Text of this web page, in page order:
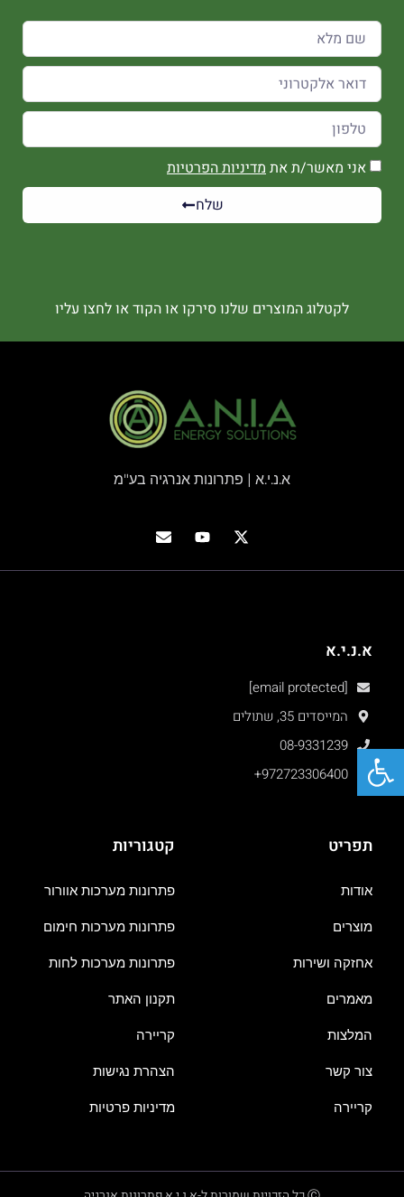
אני מאשר/ת אתמדיניות הפרטיות
שלח
לקטלוג המוצרים שלנו סירקו או הקוד או לחצו עליו
א.נ.י.א | פתרונות אנרגיה בע"מ
א.נ.י.א
[email protected]
המייסדים 35, שתולים
08-9331239
+972723306400
תפריט
אודות
מוצרים
אחזקה ושירות
מאמרים
המלצות
צור קשר
קריירה
קטגוריות
פתרונות מערכות אוורור
פתרונות מערכות חימום
פתרונות מערכות לחות
תקנון האתר
קריירה
הצהרת נגישות
מדיניות פרטיות
פתח סרגל נגישות